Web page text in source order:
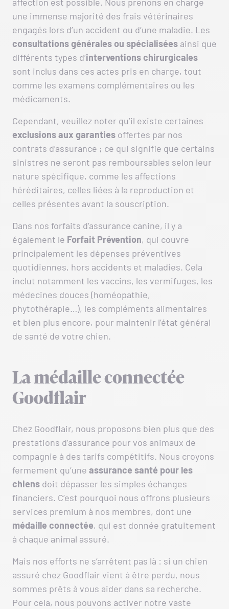
une immense majorité des frais vétérinaires
engagés lors d’un accident ou d’une maladie. Les
consultations générales ou spécialisées ainsi que
différents types d’interventions chirurgicales
sont inclus dans ces actes pris en charge, tout
comme les examens complémentaires ou les
médicaments.
Cependant, veuillez noter qu’il existe certaines
exclusions aux garanties offertes par nos
contrats d’assurance ; ce qui signifie que certains
sinistres ne seront pas remboursables selon leur
nature spécifique, comme les affections
héréditaires, celles liées à la reproduction et
celles présentes avant la souscription.
Dans nos forfaits d’assurance canine, il y a
également le Forfait Prévention, qui couvre
principalement les dépenses préventives
quotidiennes, hors accidents et maladies. Cela
inclut notamment les vaccins, les vermifuges, les
médecines douces (homéopathie,
phytothérapie…), les compléments alimentaires
et bien plus encore, pour maintenir l’état général
de santé de votre chien.
La médaille connectée
Goodflair
Chez Goodflair, nous proposons bien plus que des
prestations d’assurance pour vos animaux de
compagnie à des tarifs compétitifs. Nous croyons
fermement qu’une assurance santé pour les
chiens doit dépasser les simples échanges
financiers. C’est pourquoi nous offrons plusieurs
services premium à nos membres, dont une
médaille connectée, qui est donnée gratuitement
à chaque animal assuré.
Mais nos efforts ne s’arrêtent pas là : si un chien
assuré chez Goodflair vient à être perdu, nous
sommes prêts à vous aider dans sa recherche.
Pour cela, nous pouvons activer notre vaste